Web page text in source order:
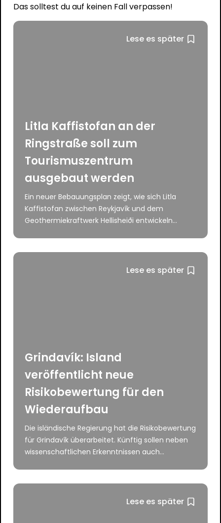
Das solltest du auf keinen Fall verpassen!
Lese es später
Litla Kaffistofan an der
Ringstraße soll zum
Tourismuszentrum
ausgebaut werden
Ein neuer Bebauungsplan zeigt, wie sich Litla
Kaffistofan zwischen Reykjavík und dem
Geothermiekraftwerk Hellisheiði entwickeln...
Lese es später
Grindavík: Island
veröffentlicht neue
Risikobewertung für den
Wiederaufbau
Die isländische Regierung hat die Risikobewertung
für Grindavík überarbeitet. Künftig sollen neben
wissenschaftlichen Erkenntnissen auch...
Lese es später